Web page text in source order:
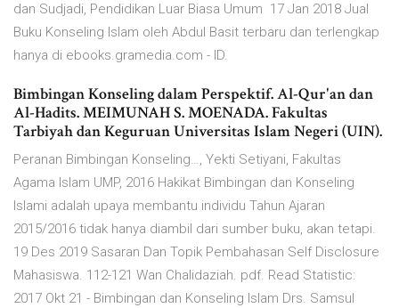
dan Sudjadi, Pendidikan Luar Biasa Umum 17 Jan 2018 Jual
Buku Konseling Islam oleh Abdul Basit terbaru dan terlengkap
hanya di ebooks.gramedia.com - ID.
Bimbingan Konseling dalam Perspektif. Al-Qur'an dan
Al-Hadits. MEIMUNAH S. MOENADA. Fakultas
Tarbiyah dan Keguruan Universitas Islam Negeri (UIN).
Peranan Bimbingan Konseling…, Yekti Setiyani, Fakultas
Agama Islam UMP, 2016 Hakikat Bimbingan dan Konseling
Islami adalah upaya membantu individu Tahun Ajaran
2015/2016 tidak hanya diambil dari sumber buku, akan tetapi.
19 Des 2019 Sasaran Dan Topik Pembahasan Self Disclosure
Mahasiswa. 112-121 Wan Chalidaziah. pdf. Read Statistic:
2017 Okt 21 - Bimbingan dan Konseling Islam Drs. Samsul